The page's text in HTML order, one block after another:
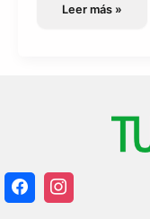
Seguro
Multirriesgo
Leer más »